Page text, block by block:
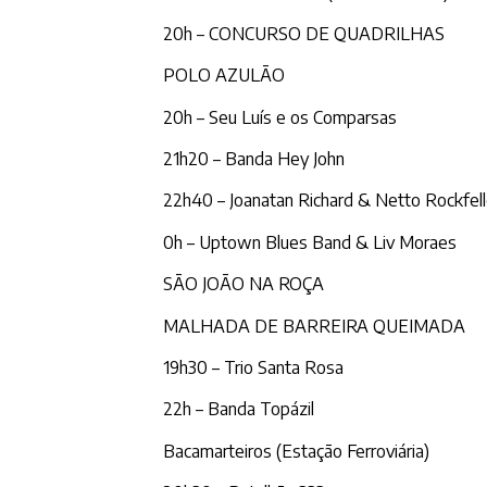
20h – CONCURSO DE QUADRILHAS
POLO AZULÃO
20h – Seu Luís e os Comparsas
21h20 – Banda Hey John
22h40 – Joanatan Richard & Netto
0h – Uptown Blues Band & Liv Moraes
SÃO JOÃO NA ROÇA
MALHADA DE BARREIRA QUEIMADA
19h30 – Trio Santa Rosa
22h – Banda Topázil
Bacamarteiros (Estação Ferroviária)